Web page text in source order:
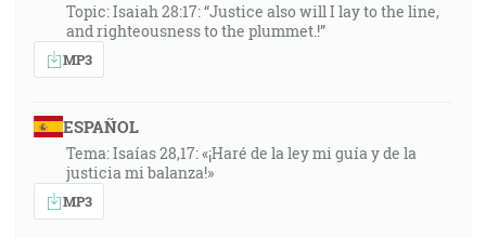
Topic: Isaiah 28:17: “Justice also will I lay to the line,
and righteousness to the plummet.!”
MP3
ESPAÑOL
Tema: Isaías 28,17: «¡Haré de la ley mi guía y de la
justicia mi balanza!»
MP3